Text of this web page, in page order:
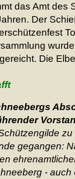
das Amt des
Der
Die
gegangen:
-